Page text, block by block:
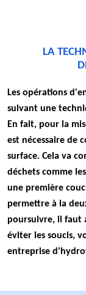
LA
Les opérations
suivant une
En fait, pour la
est nécessaire de
surface. Cela va
déchets comme
une première
permettre à la
poursuivre, il faut
éviter les soucis,
entreprise